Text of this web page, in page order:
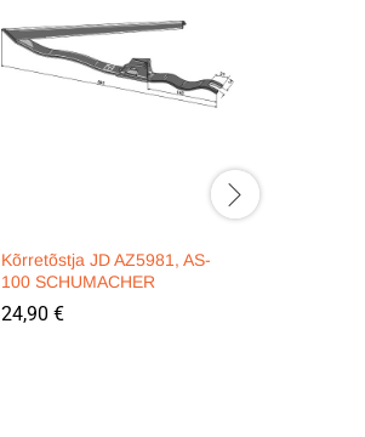
Kõrretõstja JD AZ5981, AS-
100 SCHUMACHER
24,90 €